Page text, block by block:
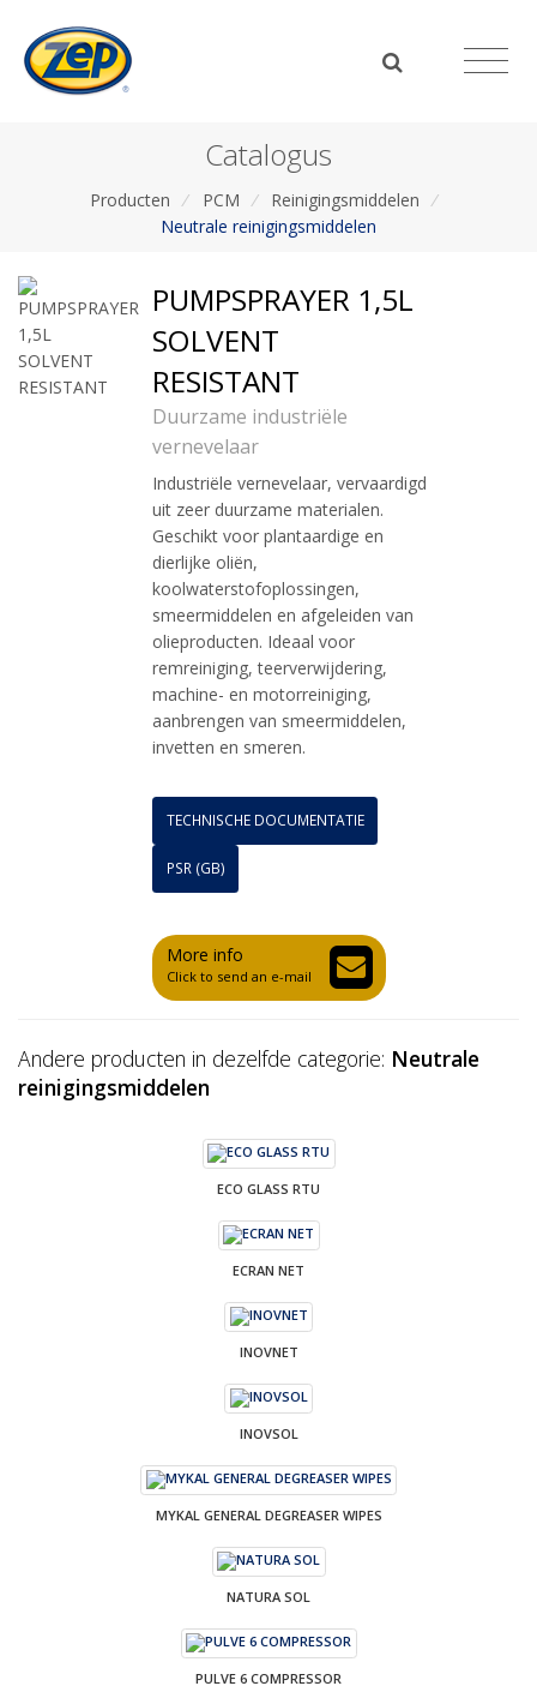
Catalogus
Producten / PCM / Reinigingsmiddelen /
Neutrale reinigingsmiddelen
PUMPSPRAYER 1,5L
SOLVENT
RESISTANT
Duurzame industriële
vernevelaar
Industriële vernevelaar, vervaardigd
uit zeer duurzame materialen.
Geschikt voor plantaardige en
dierlijke oliën,
koolwaterstofoplossingen,
smeermiddelen en afgeleiden van
olieproducten. Ideaal voor
remreiniging, teerverwijdering,
machine- en motorreiniging,
aanbrengen van smeermiddelen,
invetten en smeren.
TECHNISCHE DOCUMENTATIE
PSR (GB)
More info
Click to send an e-mail
Andere producten in dezelfde categorie: Neutrale
reinigingsmiddelen
ECO GLASS RTU
ECRAN NET
INOVNET
INOVSOL
MYKAL GENERAL DEGREASER WIPES
NATURA SOL
PULVE 6 COMPRESSOR